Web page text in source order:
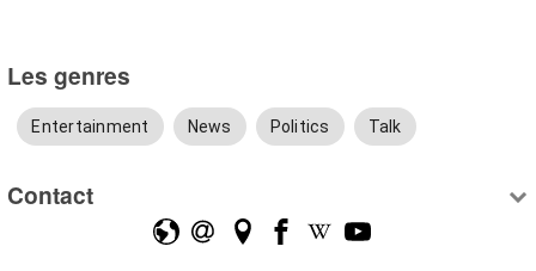
Les genres
Entertainment News Politics Talk
Contact